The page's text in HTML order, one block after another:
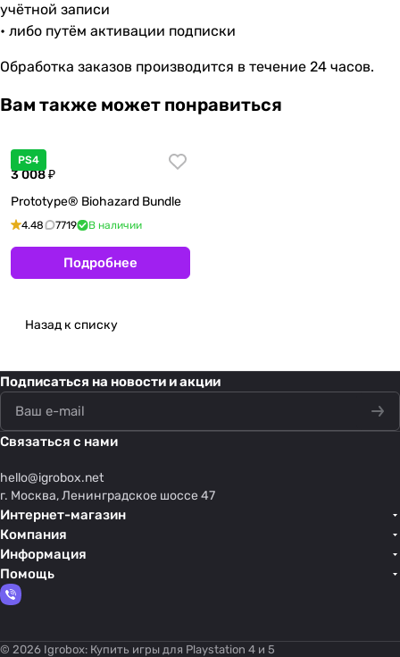
учётной записи
• либо путём активации подписки
Обработка заказов производится в течение 24 часов.
Вам также может понравиться
PS4
3 008 ₽
Prototype® Biohazard Bundle
4.48 7719 В наличии
Подробнее
Назад к списку
Подписаться на новости и акции
Связаться с нами
hello@igrobox.net
г. Москва, Ленинградское шоссе 47
Интернет-магазин
Компания
Информация
Помощь
© 2026 Igrobox: Купить игры для Playstation 4 и 5